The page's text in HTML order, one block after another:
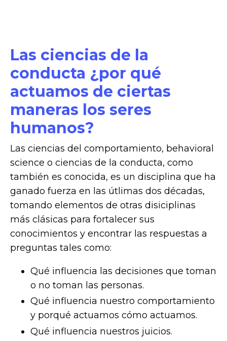
Las ciencias de la
conducta ¿por qué
actuamos de ciertas
maneras los seres
humanos?
Las ciencias del comportamiento, behavioral
science o ciencias de la conducta, como
también es conocida, es un disciplina que ha
ganado fuerza en las útlimas dos décadas,
tomando elementos de otras disiciplinas
más clásicas para fortalecer sus
conocimientos y encontrar las respuestas a
preguntas tales como:
Qué influencia las decisiones que toman
o no toman las personas.
Qué influencia nuestro comportamiento
y porqué actuamos cómo actuamos.
Qué influencia nuestros juicios.